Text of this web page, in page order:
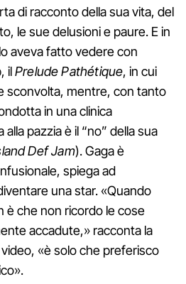
di racconto della sua vita, del
le sue delusioni e paure. E in
aveva fatto vedere con
ilPrelude Pathétique, in cui
sconvolta, mentre, con tanto
in una clinica
pazzia è il “no” della sua
Def Jam). Gaga è
spiega ad
una star. «Quando
è che non ricordo le cose
accadute,» racconta la
«è solo che preferisco